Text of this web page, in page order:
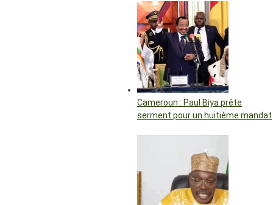
Cameroun : Paul Biya prête
serment pour un huitième mandat